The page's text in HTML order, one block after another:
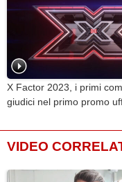
X Factor 2023, i primi
giudici nel primo promo
VIDEO